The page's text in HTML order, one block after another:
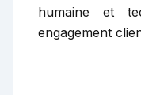
humaine et
engagement